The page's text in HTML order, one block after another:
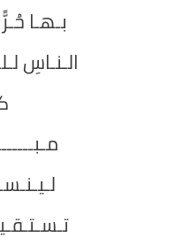
بـهـا
الـنـاسِ